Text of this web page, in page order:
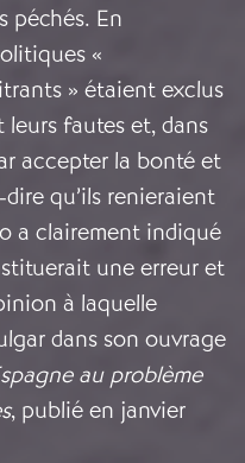
péchés. En
«
» étaient exclus
fautes et, dans
accepter la bonté et
qu’ils renieraient
a clairement indiqué
une erreur et
à laquelle
dans son ouvrage
au problème
, publié en janvier